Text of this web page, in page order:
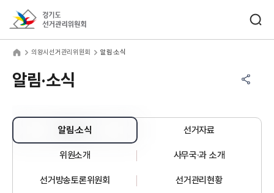
의왕시선거관리위원회 알림·소식
알림·소식
알림·소식 선거자료
위원소개 사무국·과 소개
선거방송토론위원회 선거관리현황